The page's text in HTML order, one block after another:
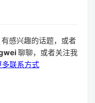
感兴趣的话题，或者
聊聊，或者关注我
多联系方式